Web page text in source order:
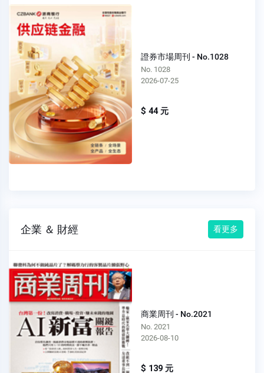
證券市場周刊 - No.1028
No. 1028
2026-07-25
$ 44 元
企業 ＆ 財經 看更多
商業周刊 - No.2021
No. 2021
2026-08-10
$ 139 元